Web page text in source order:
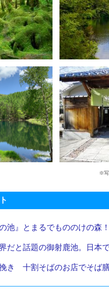
※写
池』とまるでもののけの森
だと話題の御射鹿池。日本
き 十割そばのお店でそば膳